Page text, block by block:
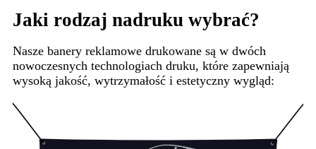
Jaki rodzaj nadruku wybrać?
Nasze banery reklamowe drukowane są w dwóch
nowoczesnych technologiach druku, które zapewniają
wysoką jakość, wytrzymałość i estetyczny wygląd: